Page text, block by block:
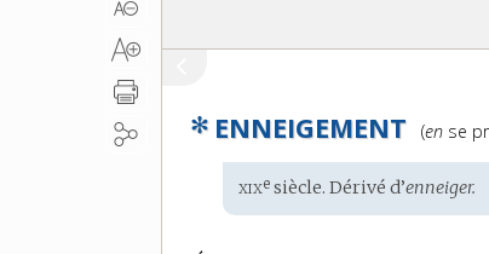
✻ ENNEIGEMENT (en se
Étymologie
:
xixe siècle. Dérivé d’enneiger.